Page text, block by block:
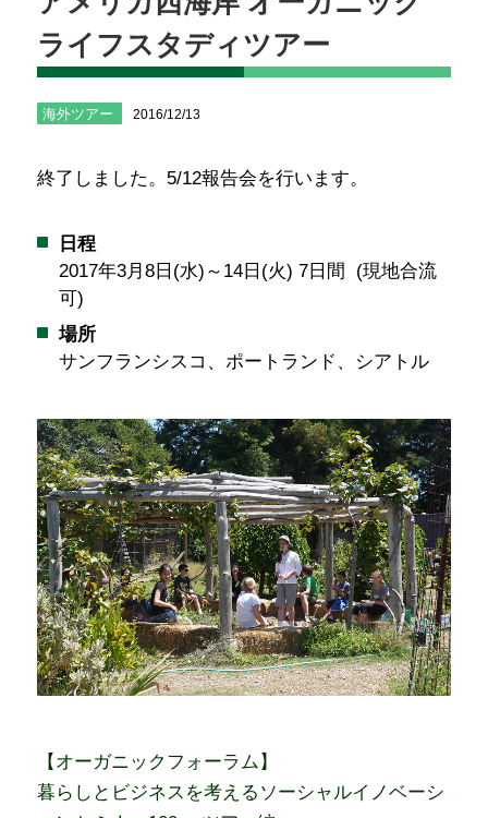
ライフスタディツアー
海外ツアー 2016/12/13
終了しました。5/12報告会を行います。
日程
2017年3月8日(水)～14日(火) 7日間 (現地合流
可)
場所
サンフランシスコ、ポートランド、シアトル
【オーガニックフォーラム】
暮らしとビジネスを考えるソーシャルイノベーシ